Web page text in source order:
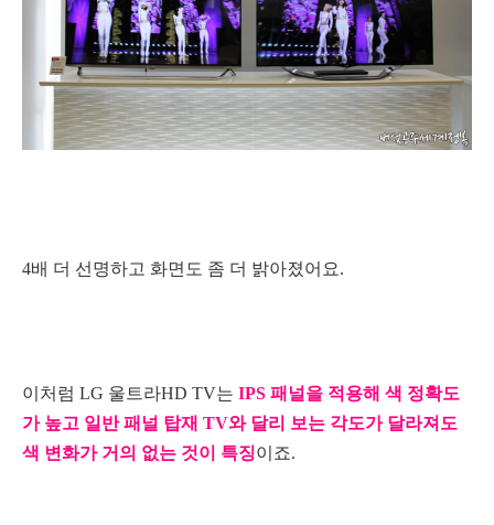
4배 더 선명하고 화면도 좀 더 밝아졌어요.
이처럼 LG 울트라HD TV는 IPS 패널을 적용해 색 정확도
가 높고 일반 패널 탑재 TV와 달리 보는 각도가 달라져도
색 변화가 거의 없는 것이 특징이죠.